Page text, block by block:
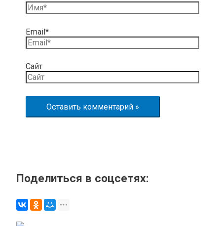
Email*
Сайт
Поделиться в соцсетях: